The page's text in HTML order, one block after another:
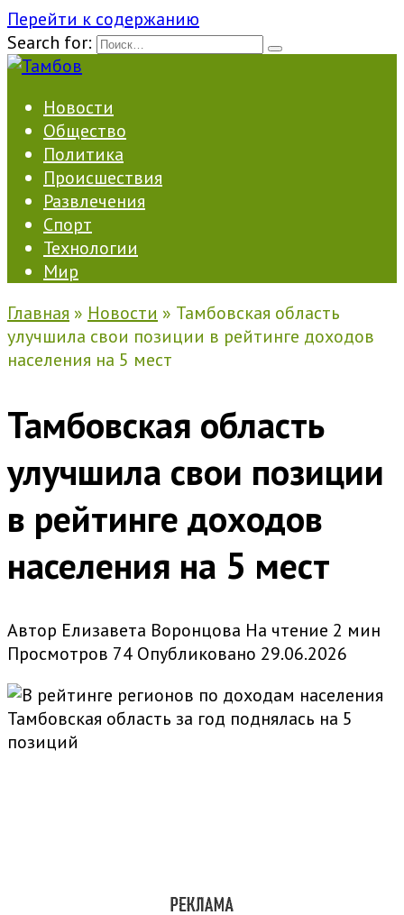
Перейти к содержанию
Search for:
Новости
Общество
Политика
Происшествия
Развлечения
Спорт
Технологии
Мир
Главная » Новости » Тамбовская область
улучшила свои позиции в рейтинге доходов
населения на 5 мест
Тамбовская область
улучшила свои позиции
в рейтинге доходов
населения на 5 мест
Автор Елизавета Воронцова На чтение 2 мин
Просмотров 74 Опубликовано 29.06.2026